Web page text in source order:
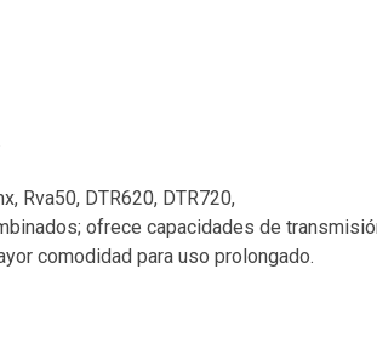
Rva50, DTR620, DTR720,
ofrece capacidades de
comodidad para uso prolongado.